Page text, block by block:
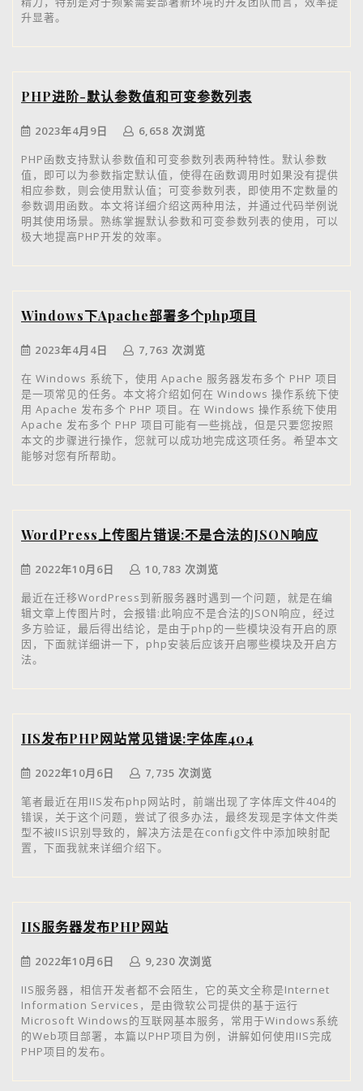
升显著。
PHP进阶-默认参数值和可变参数列表
2023年4月9日
6,658 次浏览
PHP函数支持默认参数值和可变参数列表两种特性。默认参数
值，即可以为参数指定默认值，使得在函数调用时如果没有提供
相应参数，则会使用默认值；可变参数列表，即使用不定数量的
参数调用函数。本文将详细介绍这两种用法，并通过代码举例说
明其使用场景。熟练掌握默认参数和可变参数列表的使用，可以
极大地提高PHP开发的效率。
Windows下Apache部署多个php项目
2023年4月4日
7,763 次浏览
在 Windows 系统下，使用 Apache 服务器发布多个 PHP 项目
是一项常见的任务。本文将介绍如何在 Windows 操作系统下使
用 Apache 发布多个 PHP 项目。在 Windows 操作系统下使用
Apache 发布多个 PHP 项目可能有一些挑战，但是只要您按照
本文的步骤进行操作，您就可以成功地完成这项任务。希望本文
能够对您有所帮助。
WordPress上传图片错误:不是合法的JSON响应
2022年10月6日
10,783 次浏览
最近在迁移WordPress到新服务器时遇到一个问题，就是在编
辑文章上传图片时，会报错:此响应不是合法的JSON响应，经过
多方验证，最后得出结论，是由于php的一些模块没有开启的原
因，下面就详细讲一下，php安装后应该开启哪些模块及开启方
法。
IIS发布PHP网站常见错误:字体库404
2022年10月6日
7,735 次浏览
笔者最近在用IIS发布php网站时，前端出现了字体库文件404的
错误，关于这个问题，尝试了很多办法，最终发现是字体文件类
型不被IIS识别导致的，解决方法是在config文件中添加映射配
置，下面我就来详细介绍下。
IIS服务器发布PHP网站
2022年10月6日
9,230 次浏览
IIS服务器，相信开发者都不会陌生，它的英文全称是Internet
Information Services，是由微软公司提供的基于运行
Microsoft Windows的互联网基本服务，常用于Windows系统
的Web项目部署，本篇以PHP项目为例，讲解如何使用IIS完成
PHP项目的发布。